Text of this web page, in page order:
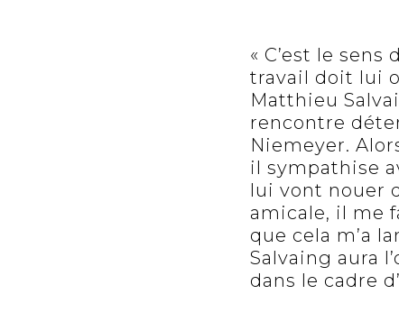
« C’est le
travail doit lui
Matthieu
rencontre
Niemeyer.
il sympathise
lui vont nouer
amicale, il me
que cela m’a
Salvaing aura
dans le cadre